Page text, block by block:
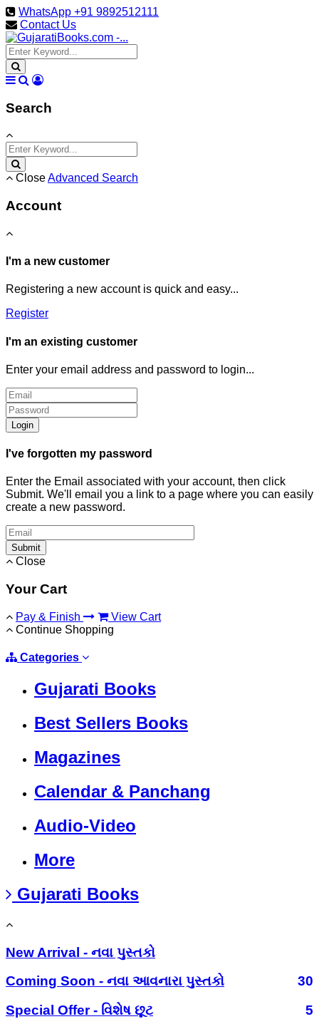
WhatsApp +91 9892512111
Contact Us
Search
CloseAdvanced Search
Account
I'm a new customer
Registering a new account is quick and easy...
Register
I'm an existing customer
Enter your email address and password to login...
Login
I've forgotten my password
Enter the Email associated with your account, then click
Submit. We'll email you a link to a page where you can easily
create a new password.
Submit
Close
Your Cart
Pay & Finish
View Cart
Continue Shopping
Categories
Gujarati Books
Best Sellers Books
Magazines
Calendar & Panchang
Audio-Video
More
Gujarati Books
New Arrival - નવા પુસ્તકો
Coming Soon - નવા આવનારા પુસ્તકો
30
Special Offer - વિશેષ છૂટ
5